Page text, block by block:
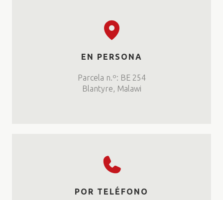
EN PERSONA
Parcela n.º: BE 254
Blantyre, Malawi
POR TELÉFONO